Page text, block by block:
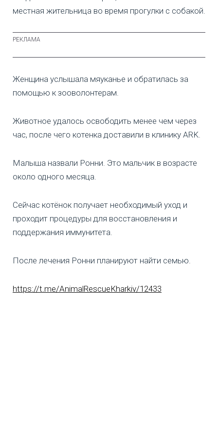
местная жительница во время прогулки с собакой.
Женщина услышала мяуканье и обратилась за
помощью к зооволонтерам.
Животное удалось освободить менее чем через
час, после чего котенка доставили в клинику ARK.
Малыша назвали Ронни. Это мальчик в возрасте
около одного месяца.
Сейчас котёнок получает необходимый уход и
проходит процедуры для восстановления и
поддержания иммунитета.
После лечения Ронни планируют найти семью.
https://t.me/AnimalRescueKharkiv/12433